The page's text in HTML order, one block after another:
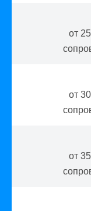
от
от
от